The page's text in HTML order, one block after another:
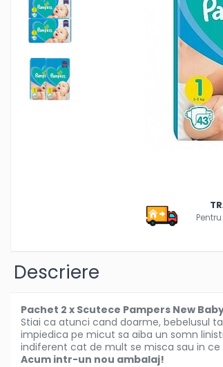
Creioane colorate si carioci
Ghiozdane si genti
Harti de perete si globuri
pamantesti
Plastilina
Librarie online
Aspiratoare nazale si accesorii
Olite si reductoare WC
Sampon si balsam copii
Sapun & Gel de dus copii
Descriere
Pachet 2 x Scutece Pampers New
Stiai ca atunci cand doarme, bebelusul
impiedica pe micut sa aiba un somn
indiferent cat de mult se misca sau in ce
Acum intr-un nou ambalaj!